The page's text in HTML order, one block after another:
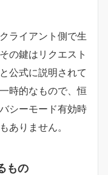
ライアント側で生
の鍵はリクエスト
公式に説明されて
時的なもので、恒
シーモード有効時
ありません。
もの